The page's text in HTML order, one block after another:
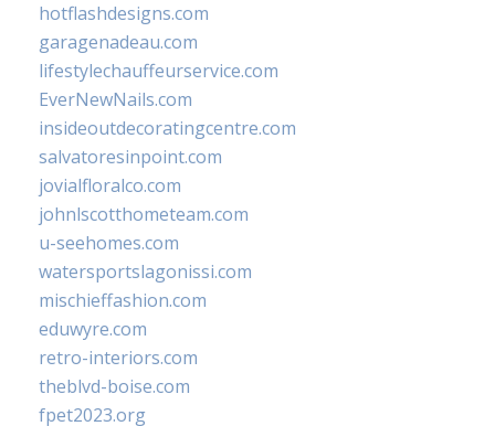
hotflashdesigns.com
garagenadeau.com
lifestylechauffeurservice.com
EverNewNails.com
insideoutdecoratingcentre.com
salvatoresinpoint.com
jovialfloralco.com
johnlscotthometeam.com
u-seehomes.com
watersportslagonissi.com
mischieffashion.com
eduwyre.com
retro-interiors.com
theblvd-boise.com
fpet2023.org